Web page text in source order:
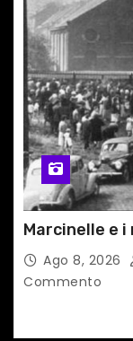
Marcinelle e
Ago 8, 2026
Commento